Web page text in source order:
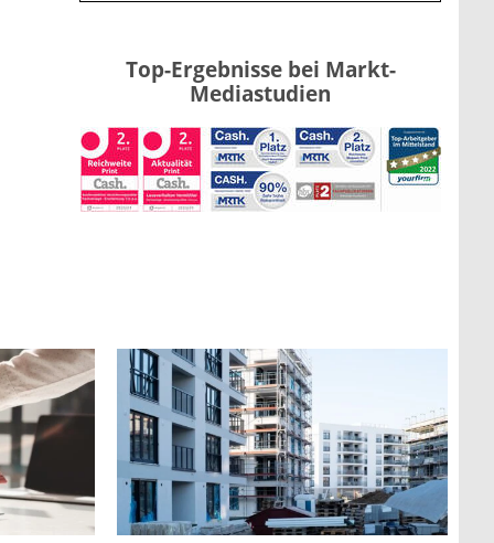
Top-Ergebnisse bei Markt-
Mediastudien